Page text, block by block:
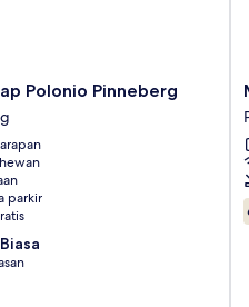
Polonio Pinneberg
parkir